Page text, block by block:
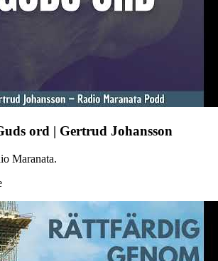
ord | Gertrud Johansson
Maranata.